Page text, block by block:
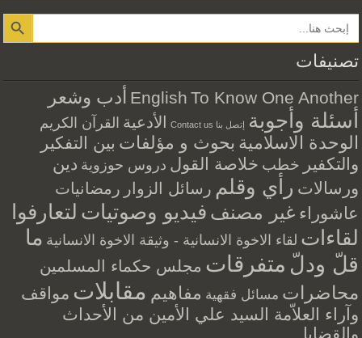
Search Button
تصنيفات
English To Know One Another أدب وشعر
أسئلة وأجوبة إتصل بنا Contact us الأدعية القرآن الكريم
الوحدة الاسلامية بحوث و مؤلفات بين التفكير
والتكفير خطب خلاصة القول دروس حوزوية دين
ورسالات رأي وقلم رسائل الزوار رمضانيات
عاشوراء غير مصنف فيديو وصوتيات لتعارفوا
لقاءات لقاء الاخوة الانسانية - وثيقة الاخوة الانسانية ما
قلّ ودلّ متفرقات مجلس حكماء المسلمين
محاضرات مسائل فقهية مفاهيم مقابلات مواقف
وآراء العلاّمة السيد علي الأمين من الأحداث
والقضايا